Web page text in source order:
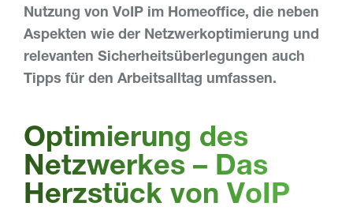
Nutzung von VoIP im Homeoffice, die neben
Aspekten wie der Netzwerkoptimierung und
relevanten Sicherheitsüberlegungen auch
Tipps für den Arbeitsalltag umfassen.
Optimierung des
Netzwerkes – Das
Herzstück von VoIP